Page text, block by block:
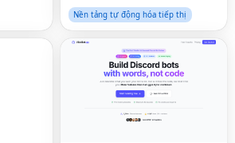
Nền tảng tự động hóa tiếp thị